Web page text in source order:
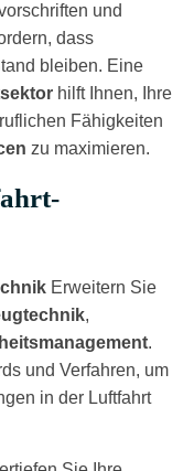
und
dass
bleiben. Eine
hilft Ihnen, Ihre
Fähigkeiten
zu maximieren.
Erweitern Sie
,
.
und Verfahren, um
in der Luftfahrt